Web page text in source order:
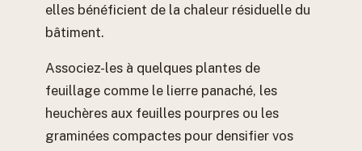
elles bénéficient de la chaleur résiduelle du
bâtiment.
Associez-les à quelques plantes de
feuillage comme le lierre panaché, les
heuchères aux feuilles pourpres ou les
graminées compactes pour densifier vos